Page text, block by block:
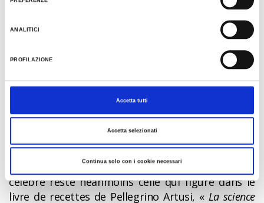
ANALITICI
PROFILAZIONE
Accetta tutti
Accetta selezionati
Continua solo con i cookie necessari
dans de l’huile, oubliant pour un instant le
traditionnel ragù. Une recette que l’on retrouve
désormais un peu partout, déclinées en plusieurs
Castagnole
plus emblématiques du Carnaval en Émilie-
les retrouve dans de nombreuses traditions du
centre et du nord de l’Italie. La recette la plus
célèbre reste néanmoins celle qui figure dans le
livre de recettes de Pellegrino Artusi, « La science